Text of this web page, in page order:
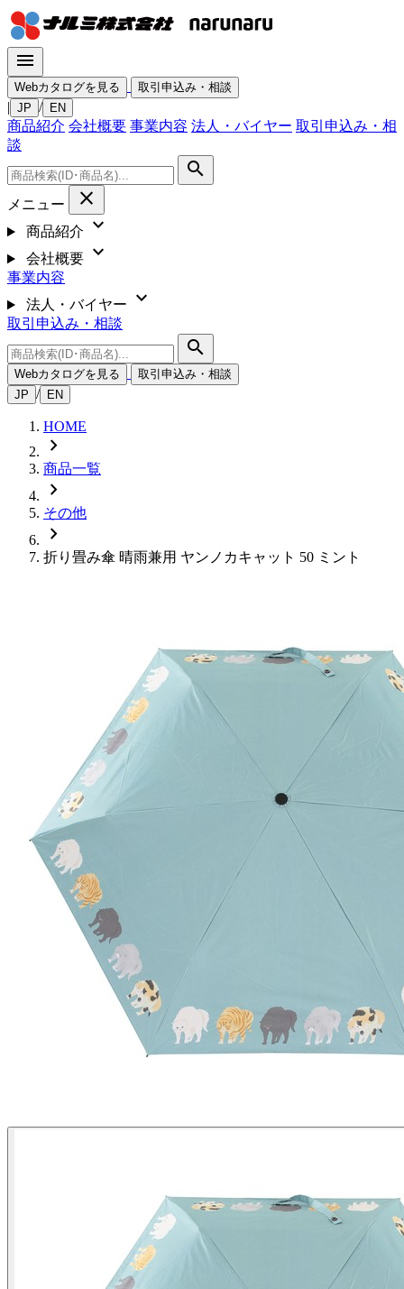
menu
Webカタログを見る 取引申込み・相談
| JP / EN
商品紹介 会社概要 事業内容 法人・バイヤー 取引申込み・相
談
search
メニュー close
商品紹介 expand_more
会社概要 expand_more
事業内容
法人・バイヤー
expand_more
取引申込み・相談
search
Webカタログを見る
取引申込み・相談
JP / EN
HOME
chevron_right
商品一覧
chevron_right
その他
chevron_right
折り畳み傘 晴雨兼用 ヤンノカキャット 50 ミント